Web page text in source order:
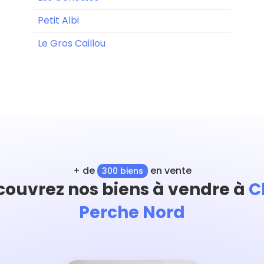
Petit Albi
Le Gros Caillou
+ de 300 biens en vente
nos biens à vendre à
Perche Nord